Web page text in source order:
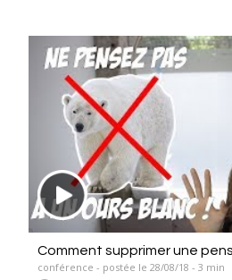
Comment supprimer une
conférence - postée le 28/08/18 - 3 min